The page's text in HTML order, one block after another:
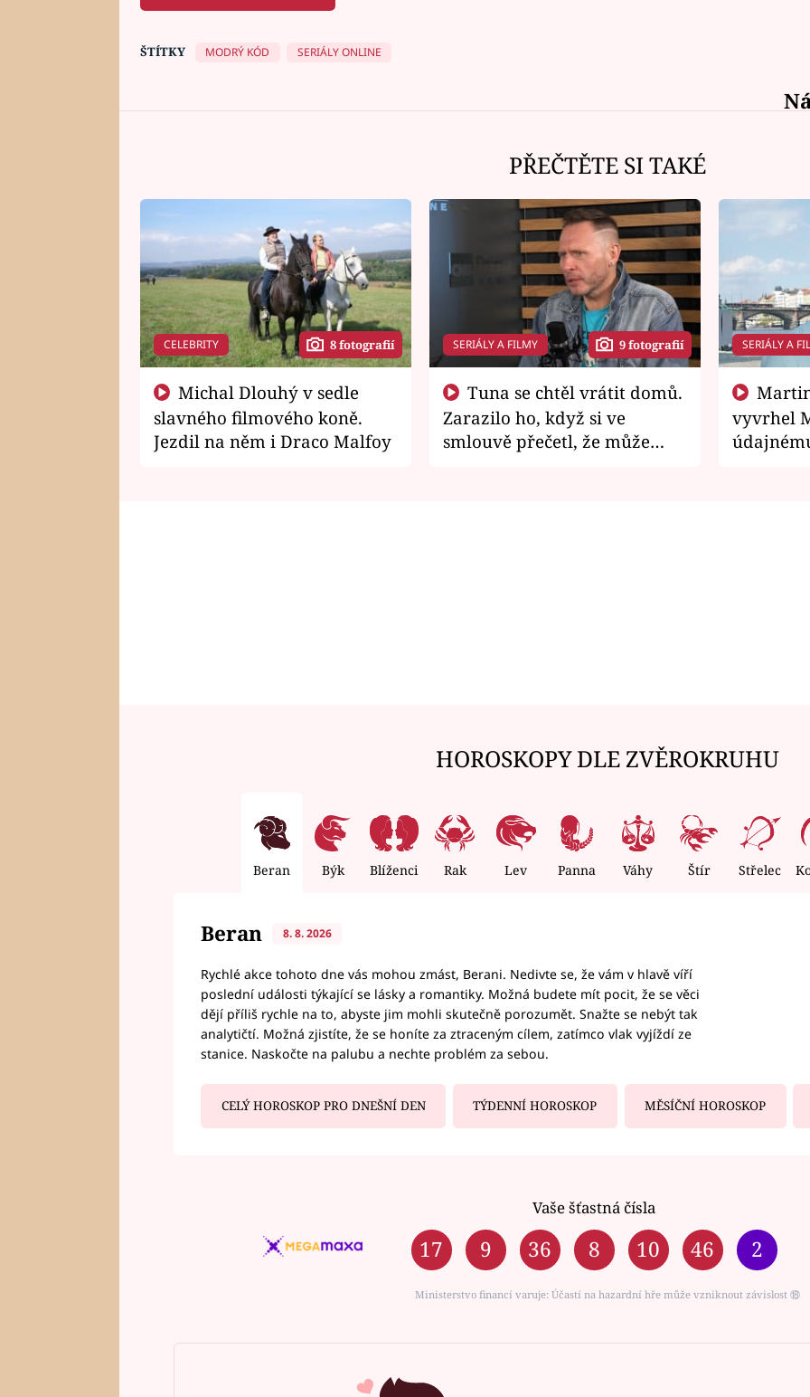
ŠTÍTKY MODRÝ KÓD SERIÁLY ONLINE
PŘEČTĚTE SI TAKÉ
CELEBRITY 8 fotografií
slavného filmového koně.
Jezdil na něm i Draco Malfoy
SERIÁLY A FILMY 9 fotografií
Zarazilo ho, když si ve
smlouvě přečetl, že může
SERIÁLY A
vyvrhel
HOROSKOPY DLE ZVĚROKRUHU
Beran Býk Blíženci Rak Lev Panna Váhy Štír Střelec
Beran 8. 8. 2026
Rychlé akce tohoto dne vás mohou zmást, Berani. Nedivte se, že vám v hlavě víří
poslední události týkající se lásky a romantiky. Možná budete mít pocit, že se věci
dějí příliš rychle na to, abyste jim mohli skutečně porozumět. Snažte se nebýt tak
analytičtí. Možná zjistíte, že se honíte za ztraceným cílem, zatímco vlak vyjíždí ze
stanice. Naskočte na palubu a nechte problém za sebou.
CELÝ HOROSKOP PRO DNEŠNÍ DEN TÝDENNÍ HOROSKOP MĚSÍČNÍ HOROSKOP
Vaše šťastná čísla
17 9 36 8 10 46 2
Ministerstvo financí varuje: Účastí na hazardní hře může vzniknout závislost ⑱